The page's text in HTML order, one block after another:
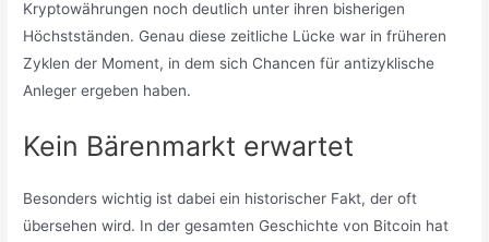
Kryptowährungen noch deutlich unter ihren bisherigen
Höchstständen. Genau diese zeitliche Lücke war in früheren
Zyklen der Moment, in dem sich Chancen für antizyklische
Anleger ergeben haben.
Kein Bärenmarkt erwartet
Besonders wichtig ist dabei ein historischer Fakt, der oft
übersehen wird. In der gesamten Geschichte von Bitcoin hat